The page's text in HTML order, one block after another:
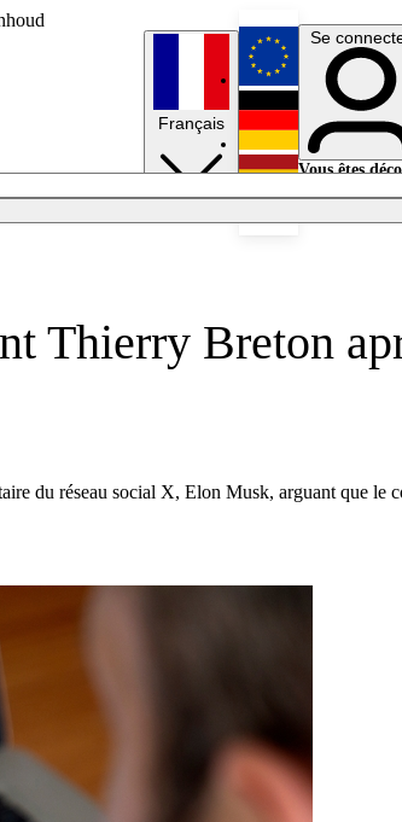
Français
English
Deutsch
Se
Vous êtes
Thierry Breton
du réseau social X, Elon Musk, arguant que le